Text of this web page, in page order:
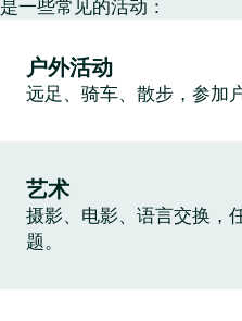
是一些常见的活动：
户外活动
远足、骑车、散步，参加
艺术
摄影、电影、语言交换，
题。